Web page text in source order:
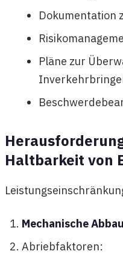
Dokumentation
Pläne zur
Haltbarkeit von
Mechanische
Abriebfaktoren: